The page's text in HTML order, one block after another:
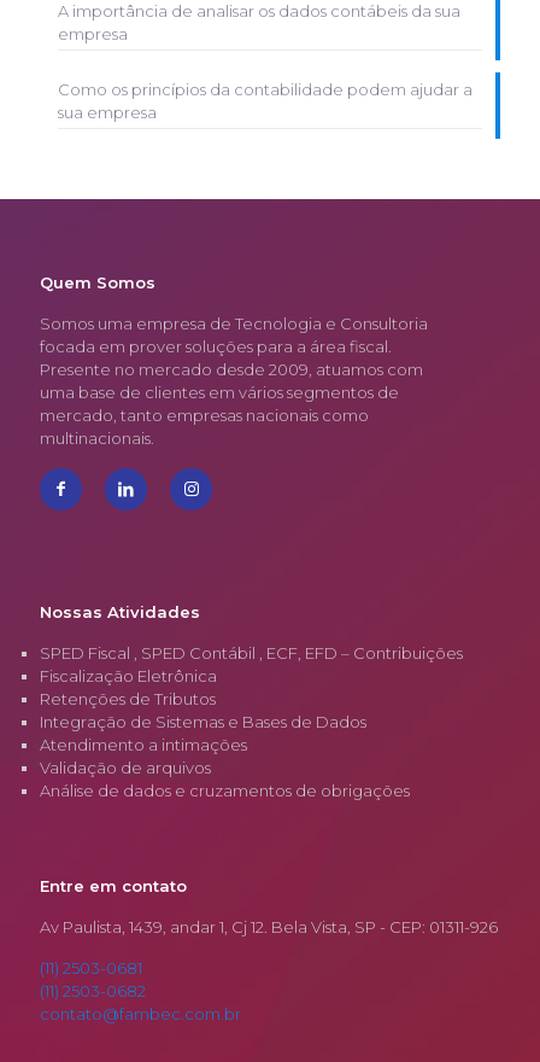
A importância de analisar os dados contábeis da sua
empresa
Como os princípios da contabilidade podem ajudar a
sua empresa
Quem Somos
Somos uma empresa de Tecnologia e Consultoria
focada em prover soluções para a área fiscal.
Presente no mercado desde 2009, atuamos com
uma base de clientes em vários segmentos de
mercado, tanto empresas nacionais como
multinacionais.
Nossas Atividades
SPED Fiscal , SPED Contábil , ECF, EFD – Contribuições
Fiscalização Eletrônica
Retenções de Tributos
Integração de Sistemas e Bases de Dados
Atendimento a intimações
Validação de arquivos
Análise de dados e cruzamentos de obrigações
Entre em contato
Av Paulista, 1439, andar 1, Cj 12. Bela Vista, SP - CEP: 01311-926
(11) 2503-0681
(11) 2503-0682
contato@fambec.com.br